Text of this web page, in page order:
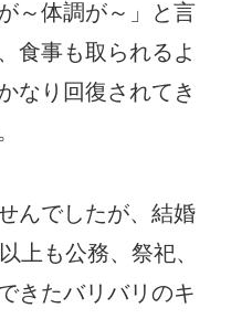
～体調が～」と言
食事も取られるよ
なり回復されてき
んでしたが、結婚
上も公務、祭祀、
きたバリバリのキ